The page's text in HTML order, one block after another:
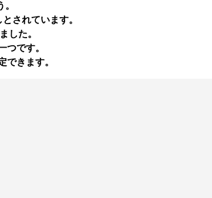
されています。
した。
つです。
できます。